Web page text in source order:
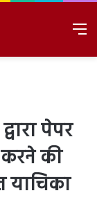
पेपर
की
याचिका